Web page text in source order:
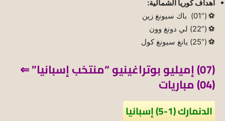
أهداف كوريا الشمالية:
⚽ (“01) باك سيونغ زين
⚽ (“22) لي دونغ وون
⚽ (“25) يانغ سيونغ كول
(07) إميليو بوتراغينيو “منتخب إسبانيا” ⇐
(04) مباريات
الدنمارك (1-5) إسبانيا